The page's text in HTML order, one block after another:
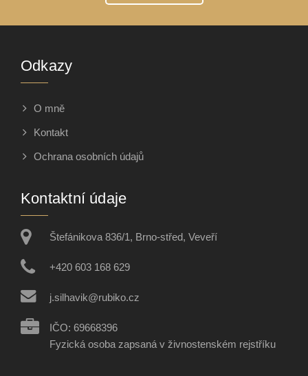
Odkazy
O mně
Kontakt
Ochrana osobních údajů
Kontaktní údaje
Štefánikova 836/1, Brno-střed, Veveří
+420 603 168 629
j.silhavik@rubiko.cz
IČO: 69668396
Fyzická osoba zapsaná v živnostenském rejstříku